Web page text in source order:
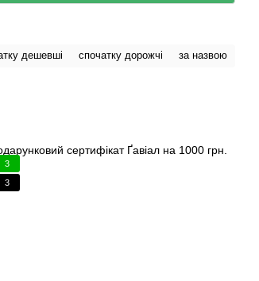
дешевші спочатку дорожчі за назвою
3
3